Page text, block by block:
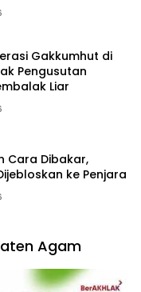
Gakkumhut di
Pengusutan
Liar
Cara Dibakar,
ke Penjara
Agam